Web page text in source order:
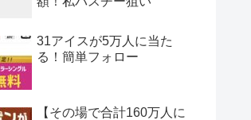
31アイスが5万人に当た
る！簡単フォロー
【その場で合計160万人に